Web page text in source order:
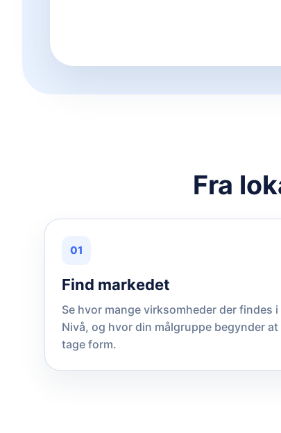
Fra
01
Find markedet
Se hvor mange virksomheder der findes i
Nivå, og hvor din målgruppe begynder at
tage form.